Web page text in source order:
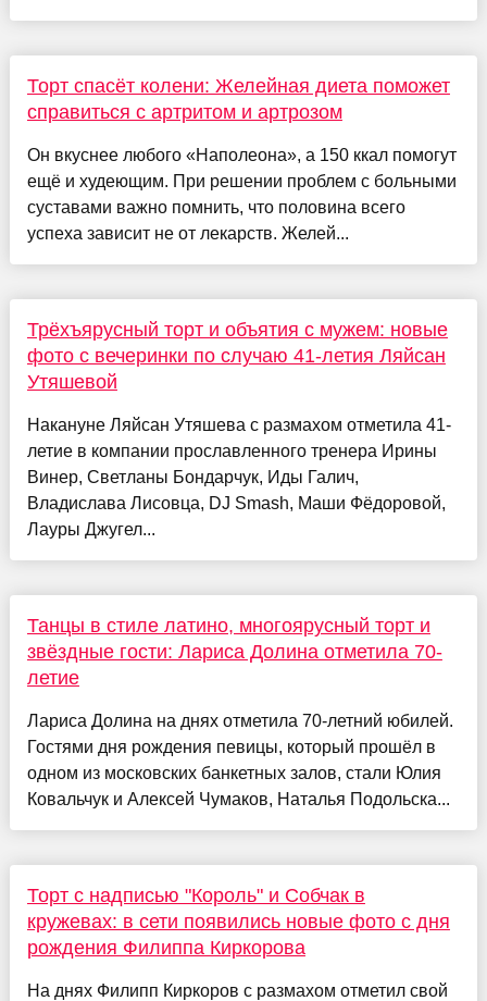
Торт спасёт колени: Желейная диета поможет
справиться с артритом и артрозом
Он вкуснее любого «Наполеона», а 150 ккал помогут
ещё и худеющим. При решении проблем с больными
суставами важно помнить, что половина всего
успеха зависит не от лекарств. Желей...
Трёхъярусный торт и объятия с мужем: новые
фото с вечеринки по случаю 41-летия Ляйсан
Утяшевой
Накануне Ляйсан Утяшева с размахом отметила 41-
летие в компании прославленного тренера Ирины
Винер, Светланы Бондарчук, Иды Галич,
Владислава Лисовца, DJ Smash, Маши Фёдоровой,
Лауры Джугел...
Танцы в стиле латино, многоярусный торт и
звёздные гости: Лариса Долина отметила 70-
летие
Лариса Долина на днях отметила 70-летний юбилей.
Гостями дня рождения певицы, который прошёл в
одном из московских банкетных залов, стали Юлия
Ковальчук и Алексей Чумаков, Наталья Подольска...
Торт с надписью "Король" и Собчак в
кружевах: в сети появились новые фото с дня
рождения Филиппа Киркорова
На днях Филипп Киркоров с размахом отметил свой